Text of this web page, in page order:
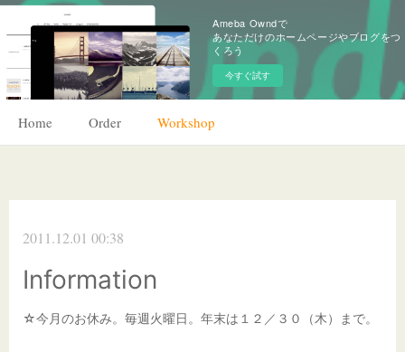
Ameba Owndで
あなただけのホームページやブログをつ
くろう
今すぐ試す
Home Order Workshop
2011.12.01 00:38
Information
☆今月のお休み。毎週火曜日。年末は１２／３０（木）まで。